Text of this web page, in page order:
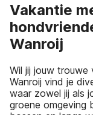
Vakantie
Wanroij
Wil jij jouw trouwe
Wanroij vind je
waar zowel jij als
groene omgeving